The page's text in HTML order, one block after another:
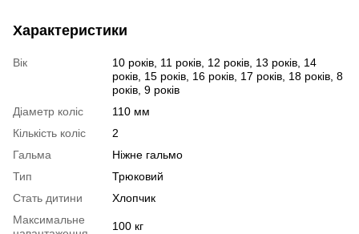
Характеристики
Вік
10 років, 11 років, 12 років, 13 років, 14
років, 15 років, 16 років, 17 років, 18 років, 8
років, 9 років
Діаметр коліс
110 мм
Кількість коліс
2
Гальма
Ніжне гальмо
Тип
Трюковий
Стать дитини
Хлопчик
Максимальне
100 кг